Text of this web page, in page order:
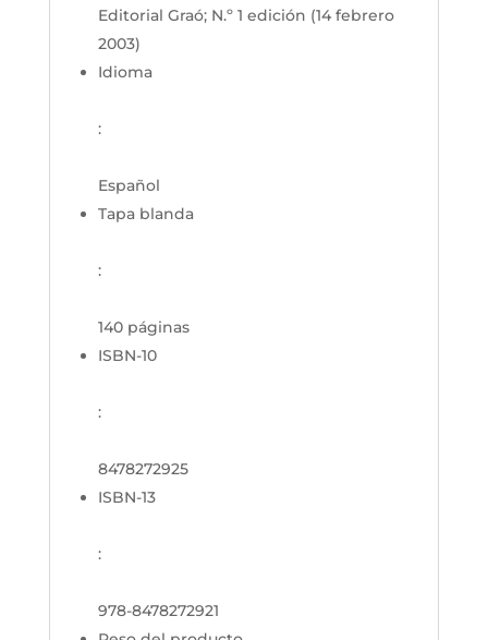
Editorial Graó; N.º 1 edición (14 febrero
2003)
Idioma
:
Español
Tapa blanda
:
140 páginas
ISBN-10
:
8478272925
ISBN-13
:
978-8478272921